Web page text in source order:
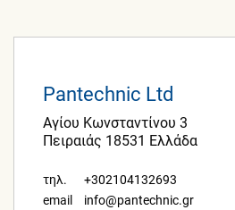
Pantechnic Ltd
Αγίου Κωνσταντίνου 3
Πειραιάς 18531 Ελλάδα
τηλ.
+302104132693
email
info@pantechnic.gr